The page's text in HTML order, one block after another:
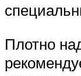
Плотно